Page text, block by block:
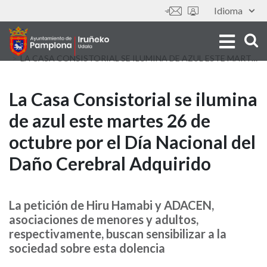
au
contenu
principal
Idioma
Outils
La
Casa
Consistorial
se
ilumina
de
azul
La Casa Consistorial se ilumina
de azul este martes 26 de
octubre por el Día Nacional del
Daño Cerebral Adquirido
La petición de Hiru Hamabi y ADACEN,
asociaciones de menores y adultos,
respectivamente, buscan sensibilizar a la
sociedad sobre esta dolencia